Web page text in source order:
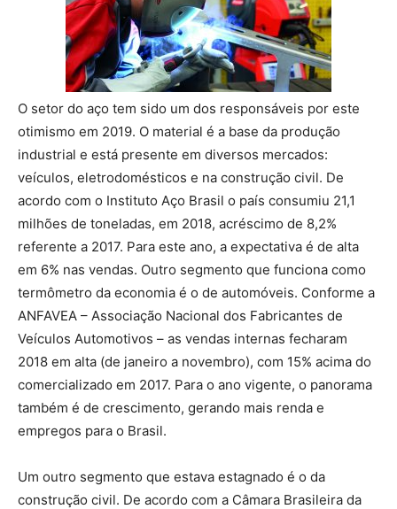
O setor do aço tem sido um dos responsáveis por este
otimismo em 2019. O material é a base da produção
industrial e está presente em diversos mercados:
veículos, eletrodomésticos e na construção civil. De
acordo com o Instituto Aço Brasil o país consumiu 21,1
milhões de toneladas, em 2018, acréscimo de 8,2%
referente a 2017. Para este ano, a expectativa é de alta
em 6% nas vendas. Outro segmento que funciona como
termômetro da economia é o de automóveis. Conforme a
ANFAVEA – Associação Nacional dos Fabricantes de
Veículos Automotivos – as vendas internas fecharam
2018 em alta (de janeiro a novembro), com 15% acima do
comercializado em 2017. Para o ano vigente, o panorama
também é de crescimento, gerando mais renda e
empregos para o Brasil.
Um outro segmento que estava estagnado é o da
construção civil. De acordo com a Câmara Brasileira da